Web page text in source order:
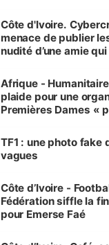
des Transports
Côte d'Ivoire.
menace de publier
nudité d’une amie
Afrique -
plaide pour une
Premières Dames «
sur la scène
TF1 : une photo fake
vagues
Côte d’Ivoire -
Fédération siffle la
pour Emerse Faé